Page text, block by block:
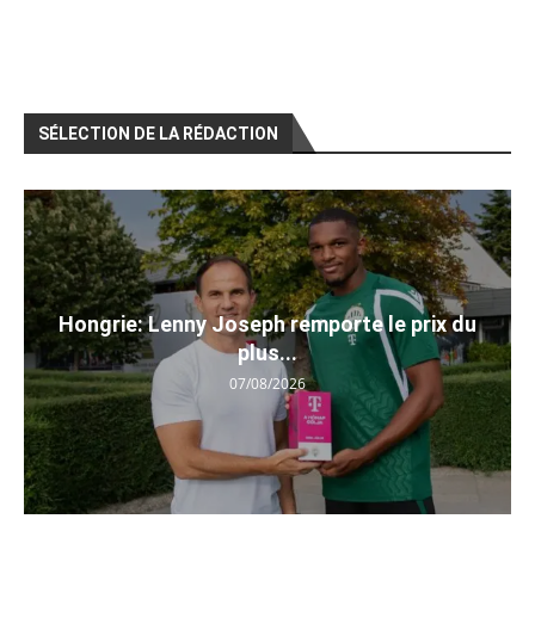
SÉLECTION DE LA RÉDACTION
Hongrie: Lenny Joseph remporte le prix du
plus...
07/08/2026